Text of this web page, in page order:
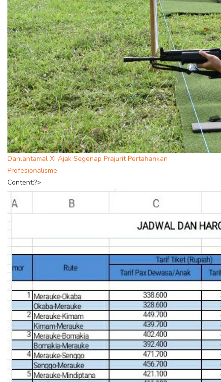
Danlantamal XI Ajak Segenap Prajurit Pertahankan
Profesionalisme
Content;?>